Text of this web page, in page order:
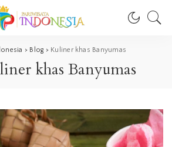
> Blog > Kuliner khas Banyumas
khas Banyumas